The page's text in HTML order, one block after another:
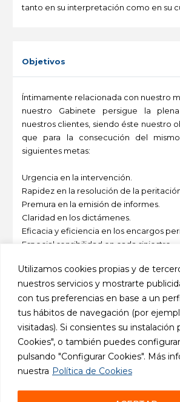
Utilizamos cookies propias y de
nuestros servicios y mostrarte
con tus preferencias en base a un
tus hábitos de navegación (por
visitadas). Si consientes su instalación
Cookies", o también puedes
pulsando "Configurar Cookies". Más
nuestra Política de Cookies
tanto en su interpretación como en su
Objetivos
Íntimamente relacionada con nuestro
nuestro Gabinete persigue la
nuestros clientes, siendo éste nuestro
que para la consecución del
siguientes metas:
Urgencia en la intervención.
Rapidez en la resolución de la
Premura en la emisión de informes.
Claridad en los dictámenes.
Eficacia y eficiencia en los encargos
Especial sensibilidad en cada siniestro.
Todo esto nos lleva a lo que
cumplimiento de las Normas Internas
definitiva a la satisfacción de la
trabajo.